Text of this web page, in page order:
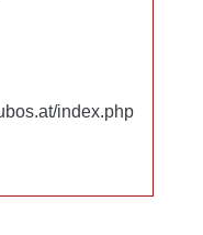
index.php
index.php